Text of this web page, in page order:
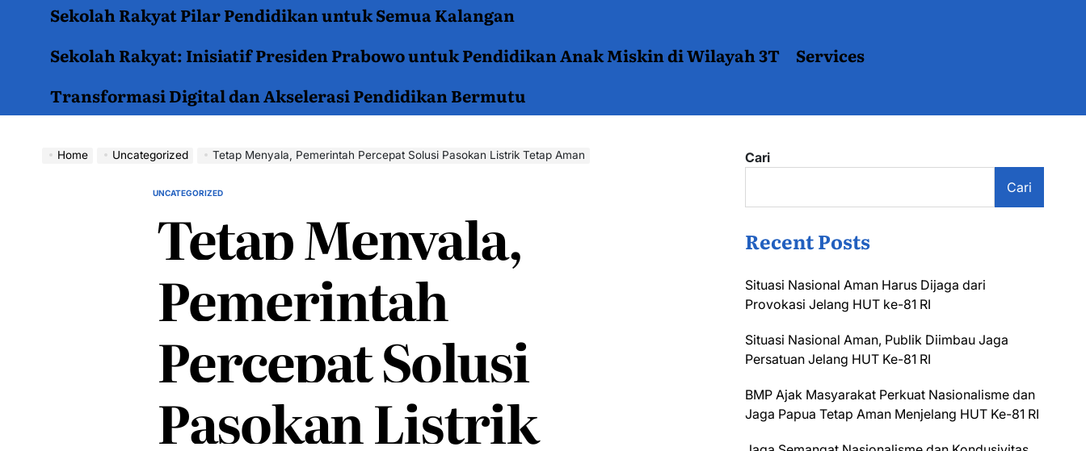
Sekolah Rakyat Pilar Pendidikan untuk Semua Kalangan
Sekolah Rakyat: Inisiatif Presiden Prabowo untuk Pendidikan Anak Miskin di Wilayah 3T
Services
Transformasi Digital dan Akselerasi Pendidikan Bermutu
Home Uncategorized Tetap Menyala, Pemerintah Percepat Solusi Pasokan Listrik Tetap Aman
POSTED
UNCATEGORIZED
Tetap Menyala,
Pemerintah
Percepat Solusi
Pasokan Listrik
Cari
Cari
Recent Posts
Situasi Nasional Aman Harus Dijaga dari
Provokasi Jelang HUT ke-81 RI
Situasi Nasional Aman, Publik Diimbau Jaga
Persatuan Jelang HUT Ke-81 RI
BMP Ajak Masyarakat Perkuat Nasionalisme dan
Jaga Papua Tetap Aman Menjelang HUT Ke-81 RI